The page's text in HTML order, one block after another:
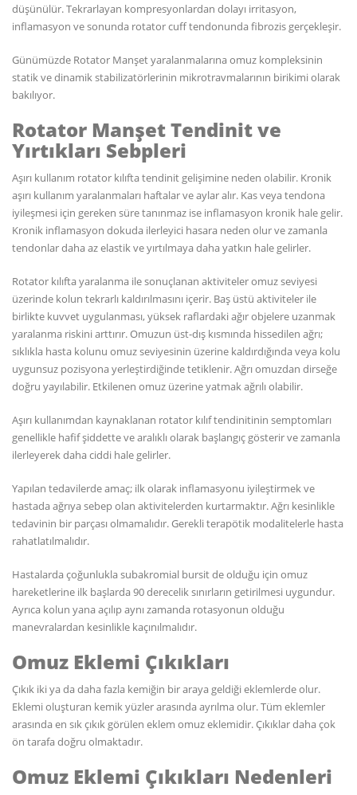
düşünülür. Tekrarlayan kompresyonlardan dolayı irritasyon,
inflamasyon ve sonunda rotator cuff tendonunda fibrozis gerçekleşir.
Günümüzde Rotator Manşet yaralanmalarına omuz kompleksinin
statik ve dinamik stabilizatörlerinin mikrotravmalarının birikimi olarak
bakılıyor.
Rotator Manşet Tendinit ve
Yırtıkları Sebpleri
Aşırı kullanım rotator kılıfta tendinit gelişimine neden olabilir. Kronik
aşırı kullanım yaralanmaları haftalar ve aylar alır. Kas veya tendona
iyileşmesi için gereken süre tanınmaz ise inflamasyon kronik hale gelir.
Kronik inflamasyon dokuda ilerleyici hasara neden olur ve zamanla
tendonlar daha az elastik ve yırtılmaya daha yatkın hale gelirler.
Rotator kılıfta yaralanma ile sonuçlanan aktiviteler omuz seviyesi
üzerinde kolun tekrarlı kaldırılmasını içerir. Baş üstü aktiviteler ile
birlikte kuvvet uygulanması, yüksek raflardaki ağır objelere uzanmak
yaralanma riskini arttırır. Omuzun üst-dış kısmında hissedilen ağrı;
sıklıkla hasta kolunu omuz seviyesinin üzerine kaldırdığında veya kolu
uygunsuz pozisyona yerleştirdiğinde tetiklenir. Ağrı omuzdan dirseğe
doğru yayılabilir. Etkilenen omuz üzerine yatmak ağrılı olabilir.
Aşırı kullanımdan kaynaklanan rotator kılıf tendinitinin semptomları
genellikle hafif şiddette ve aralıklı olarak başlangıç gösterir ve zamanla
ilerleyerek daha ciddi hale gelirler.
Yapılan tedavilerde amaç; ilk olarak inflamasyonu iyileştirmek ve
hastada ağrıya sebep olan aktivitelerden kurtarmaktır. Ağrı kesinlikle
tedavinin bir parçası olmamalıdır. Gerekli terapötik modalitelerle hasta
rahatlatılmalıdır.
Hastalarda çoğunlukla subakromial bursit de olduğu için omuz
hareketlerine ilk başlarda 90 derecelik sınırların getirilmesi uygundur.
Ayrıca kolun yana açılıp aynı zamanda rotasyonun olduğu
manevralardan kesinlikle kaçınılmalıdır.
Omuz Eklemi Çıkıkları
Çıkık iki ya da daha fazla kemiğin bir araya geldiği eklemlerde olur.
Eklemi oluşturan kemik yüzler arasında ayrılma olur. Tüm eklemler
arasında en sık çıkık görülen eklem omuz eklemidir. Çıkıklar daha çok
ön tarafa doğru olmaktadır.
Omuz Eklemi Çıkıkları Nedenleri